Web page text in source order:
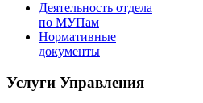
Деятельность отдела
по МУПам
Нормативные
документы
Услуги Управления